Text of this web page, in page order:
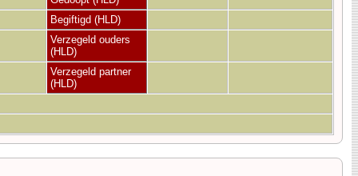
Begiftigd (HLD)
Verzegeld ouders
(HLD)
Verzegeld partner
(HLD)